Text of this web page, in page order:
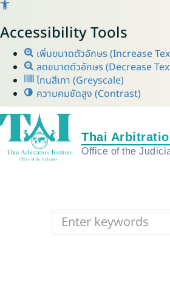
Accessibility Tools
เพิ่มขนาดตัวอักษร (Increase
ลดขนาดตัวอักษร (Decrease
โทนสีเทา (Greyscale)
ความคมชัดสูง (Contrast)